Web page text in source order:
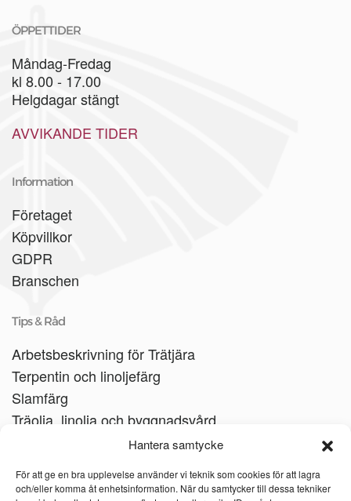
Hantera samtycke
För att ge en bra upplevelse använder vi teknik som cookies för att lagra
och/eller komma åt enhetsinformation. När du samtycker till dessa tekniker
ÖPPETTIDER
Måndag-Fredag
kl 8.00 - 17.00
Helgdagar stängt
AVVIKANDE TIDER
Information
Företaget
Köpvillkor
GDPR
Branschen
Tips & Råd
Arbetsbeskrivning för Trätjära
Terpentin och linoljefärg
Slamfärg
Träolja, linolja och byggnadsvård